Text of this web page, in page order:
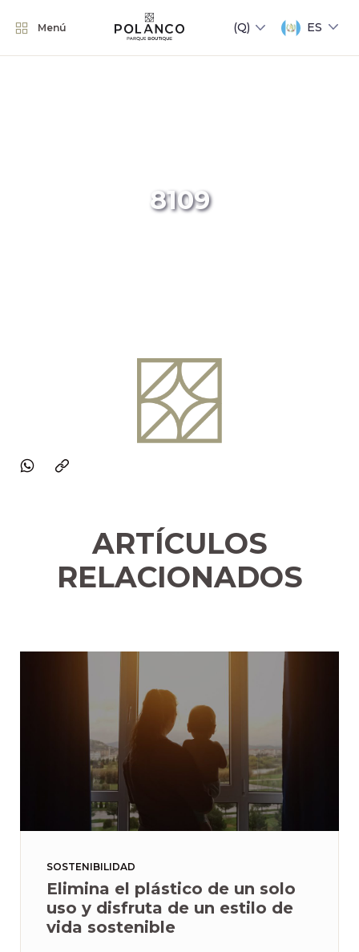
Menú ES
8109
ARTÍCULOS
RELACIONADOS
SOSTENIBILIDAD
Elimina el plástico de un solo
uso y disfruta de un estilo de
vida sostenible